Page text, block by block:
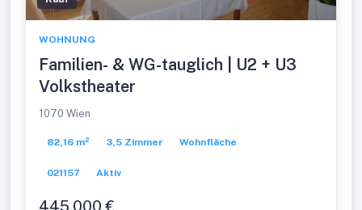
WOHNUNG
Familien- & WG-tauglich | U2 + U3
Volkstheater
1070 Wien
82,16 m² 3,5 Zimmer Wohnfläche
021157 Aktiv
445.000 €